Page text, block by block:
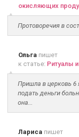
окисляющих
Протоворечия в
Ольга пишет
к статье: Ритуалы
Пришла в церковь 6
подать деньги
она...
Лариса пишет